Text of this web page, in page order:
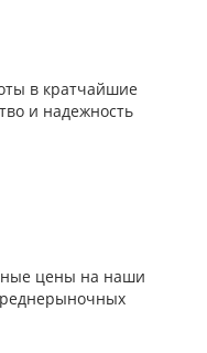
в кратчайшие
и надежность
цены на наши